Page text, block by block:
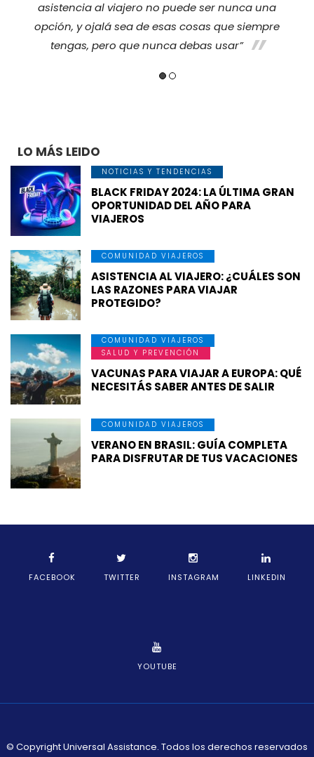
asistencia al viajero no puede ser nunca una
opción, y ojalá sea de esas cosas que siempre
tengas, pero que nunca debas usar”
LO MÁS LEIDO
NOTICIAS Y TENDENCIAS
BLACK FRIDAY 2024: LA ÚLTIMA GRAN
OPORTUNIDAD DEL AÑO PARA
VIAJEROS
COMUNIDAD VIAJEROS
ASISTENCIA AL VIAJERO: ¿CUÁLES SON
LAS RAZONES PARA VIAJAR
PROTEGIDO?
COMUNIDAD VIAJEROS
SALUD Y PREVENCIÓN
VACUNAS PARA VIAJAR A EUROPA: QUÉ
NECESITÁS SABER ANTES DE SALIR
COMUNIDAD VIAJEROS
VERANO EN BRASIL: GUÍA COMPLETA
PARA DISFRUTAR DE TUS VACACIONES
FACEBOOK TWITTER INSTAGRAM LINKEDIN
YOUTUBE
© Copyright Universal Assistance. Todos los derechos reservados